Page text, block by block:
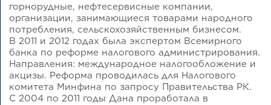
горнорудные, нефтесервисные компании,
организации, занимающиеся товарами народного
потребления, сельскохозяйственным бизнесом.
В 2011 и 2012 годах была экспертом Всемирного
банка по реформе налогового администрирования.
Направления: международное налогообложение и
акцизы. Реформа проводилась для Налогового
комитета Минфина по запросу Правительства РК.
С 2004 по 2011 годы Дана проработала в